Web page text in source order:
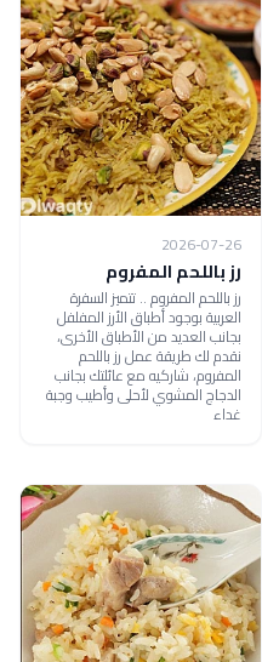
2026-07-26
رز باللحم المفروم
رز باللحم المفروم .. تتميز السفرة
العربية بوجود أطباق الأرز المفلفل
بجانب العديد من الأطباق الأخرى،
نقدم لك طريقة عمل رز باللحم
المفروم، شاركيه مع عائلتك بجانب
الدجاج المشوي لأحلى وأطيب وجبة
غداء